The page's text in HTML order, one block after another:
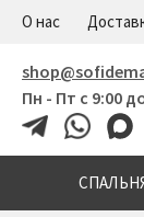
О нас
Пн - Пт с 9:00